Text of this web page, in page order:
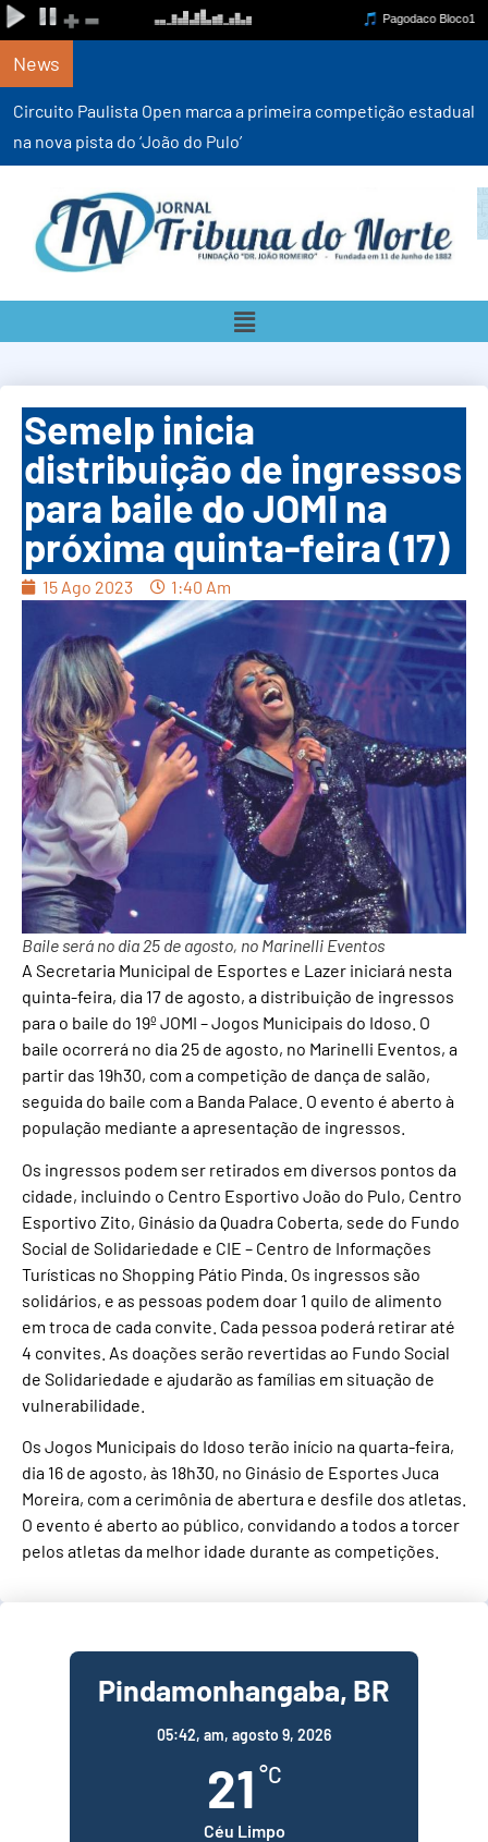
News
Circuito Paulista Open marca a primeira competição estadual
na nova pista do ‘João do Pulo’
Semelp inicia
distribuição de ingressos
para baile do JOMI na
próxima quinta-feira (17)
15 Ago 2023 1:40 Am
Baile será no dia 25 de agosto, no Marinelli Eventos
A Secretaria Municipal de Esportes e Lazer iniciará nesta
quinta-feira, dia 17 de agosto, a distribuição de ingressos
para o baile do 19º JOMI – Jogos Municipais do Idoso. O
baile ocorrerá no dia 25 de agosto, no Marinelli Eventos, a
partir das 19h30, com a competição de dança de salão,
seguida do baile com a Banda Palace. O evento é aberto à
população mediante a apresentação de ingressos.
Os ingressos podem ser retirados em diversos pontos da
cidade, incluindo o Centro Esportivo João do Pulo, Centro
Esportivo Zito, Ginásio da Quadra Coberta, sede do Fundo
Social de Solidariedade e CIE – Centro de Informações
Turísticas no Shopping Pátio Pinda. Os ingressos são
solidários, e as pessoas podem doar 1 quilo de alimento
em troca de cada convite. Cada pessoa poderá retirar até
4 convites. As doações serão revertidas ao Fundo Social
de Solidariedade e ajudarão as famílias em situação de
vulnerabilidade.
Os Jogos Municipais do Idoso terão início na quarta-feira,
dia 16 de agosto, às 18h30, no Ginásio de Esportes Juca
Moreira, com a cerimônia de abertura e desfile dos atletas.
O evento é aberto ao público, convidando a todos a torcer
pelos atletas da melhor idade durante as competições.
Pindamonhangaba, BR
05:42, am, agosto 9, 2026
21 °C
Céu Limpo